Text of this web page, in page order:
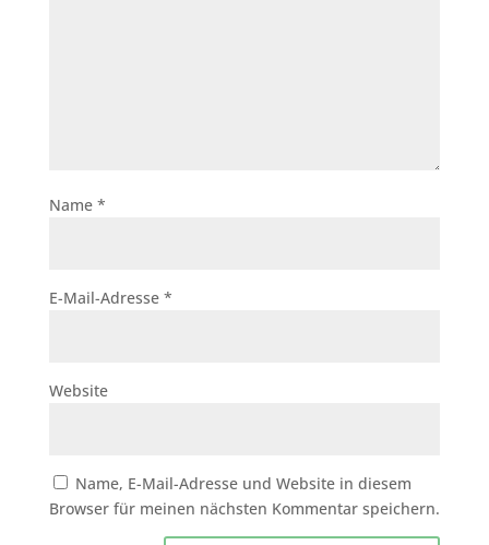
Name *
E-Mail-Adresse *
Website
Name, E-Mail-Adresse und Website in diesem
Browser für meinen nächsten Kommentar speichern.